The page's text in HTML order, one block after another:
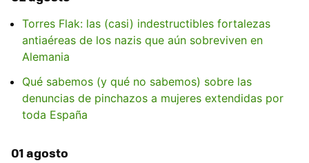
Torres Flak: las (casi) indestructibles fortalezas
antiaéreas de los nazis que aún sobreviven en
Alemania
Qué sabemos (y qué no sabemos) sobre las
denuncias de pinchazos a mujeres extendidas por
toda España
01 agosto